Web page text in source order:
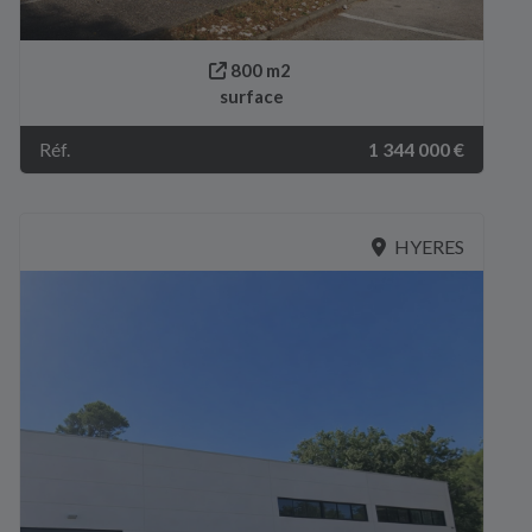
800 m2
surface
Réf. 1 344 000 €
HYERES